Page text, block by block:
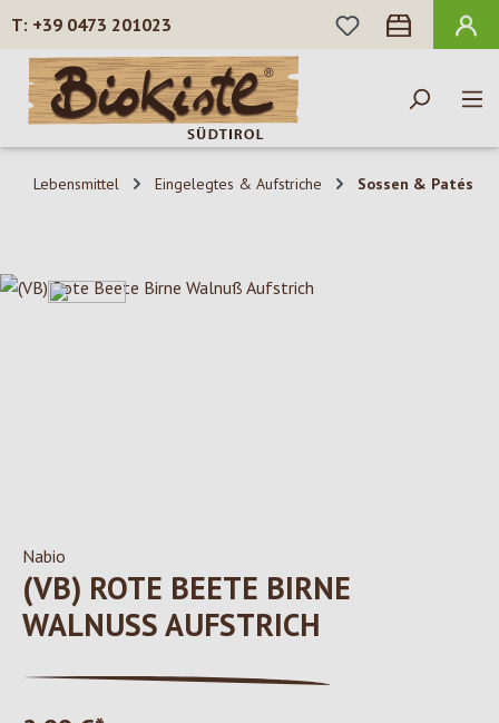
Zum Hauptinhalt springen
+39 0473 201023
DU HAST 0
Lebensmittel Eingelegtes & Aufstriche Sossen & Patés
Bildergalerie überspringen
Nabio
(VB) ROTE BEETE BIRNE
WALNUSS AUFSTRICH